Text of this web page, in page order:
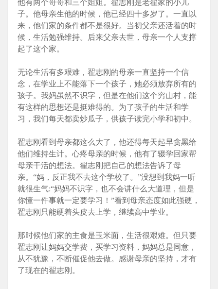
他有两个哥哥和三个姐姐。翟志刚是老翟家的小儿
子。他母亲生他的时候，他已经四十多岁了。一直以
来，他们家的条件都不是很好。当初父亲还活着的时
候，生活勉强维持。后来父亲去世，母亲一个人支撑
起了这个家。
无论生活有多艰难，翟志刚的母亲一直坚持一个信
念，在学业上不能落下一个孩子，她必须放弃所有的
孩子。我妈虽然不识字，但是在他们这个穷山村，能
有这样的思想还是挺难得的。为了孩子的生活和学
习，我们每天都卖炒瓜子，供孩子读完小学和初中。
翟志刚看到母亲都这么大了，他还得每天起早贪黑给
他们维持生计。心疼母亲的时候，他有了辍学回家帮
母亲干活的想法。翟志刚把自己的想法告诉了母
亲。“妈，反正我不去这个学校了。”没想到我妈一听
就很生气:“妈妈不识字，也不会讲什么大道理，但是
你懂一件事就一定要学习！”看到母亲态度如此强硬，
翟志刚只能硬着头皮去上学，继续高中学业。
那时候他们家的主食是玉米面，生活很艰难。但只要
翟志刚让妈妈交学费，买学习资料，妈妈总是同意，
从不犹豫，不断催促他去做。感谢母亲的坚持，才有
了现在的翟志刚。